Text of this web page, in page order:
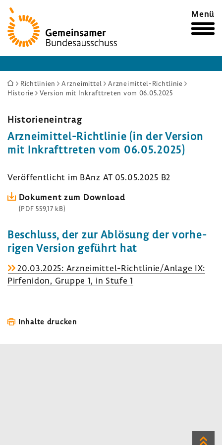
Zur
Startseite
Menü
Sie
sind
Richtlinien Arzneimittel
Arzneimittel-Richtlinie
Historie
Version mit Inkrafttreten vom 06.05.2025
Histo­ri­en­ein­trag
Arzneimittel-​Richtlinie (in der Version
mit Inkraft­treten vom 06.05.2025)
Veröf­fent­licht im BAnz AT 05.05.2025 B2
Doku­ment zum Down­load
(PDF 559,17 kB)
Beschluss, der zur Ablö­sung der vorhe­
rigen Version geführt hat
20.03.2025: Arzneimittel-​Richtlinie/Anlage IX:
Pirfe­n­idon, Gruppe 1, in Stufe 1
Inhalte drucken
Zum